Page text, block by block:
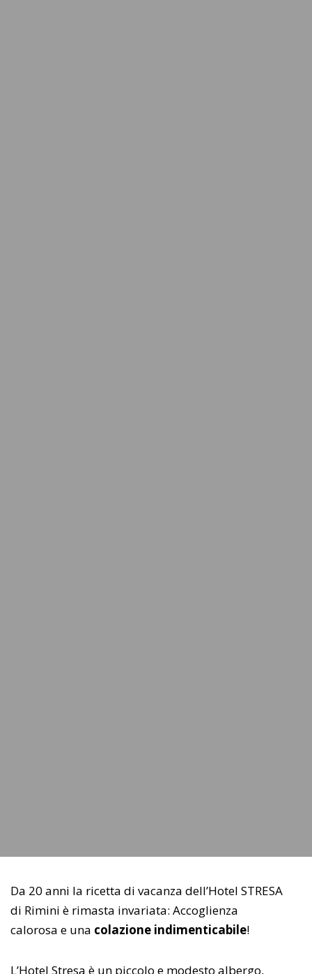
Da 20 anni la ricetta di vacanza dell’Hotel STRESA
di Rimini è rimasta invariata: Accoglienza
calorosa e una colazione indimenticabile!
L’Hotel Stresa è un piccolo e modesto albergo,